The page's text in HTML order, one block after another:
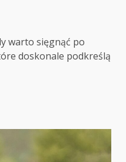
warto sięgnąć po
doskonale podkreślą